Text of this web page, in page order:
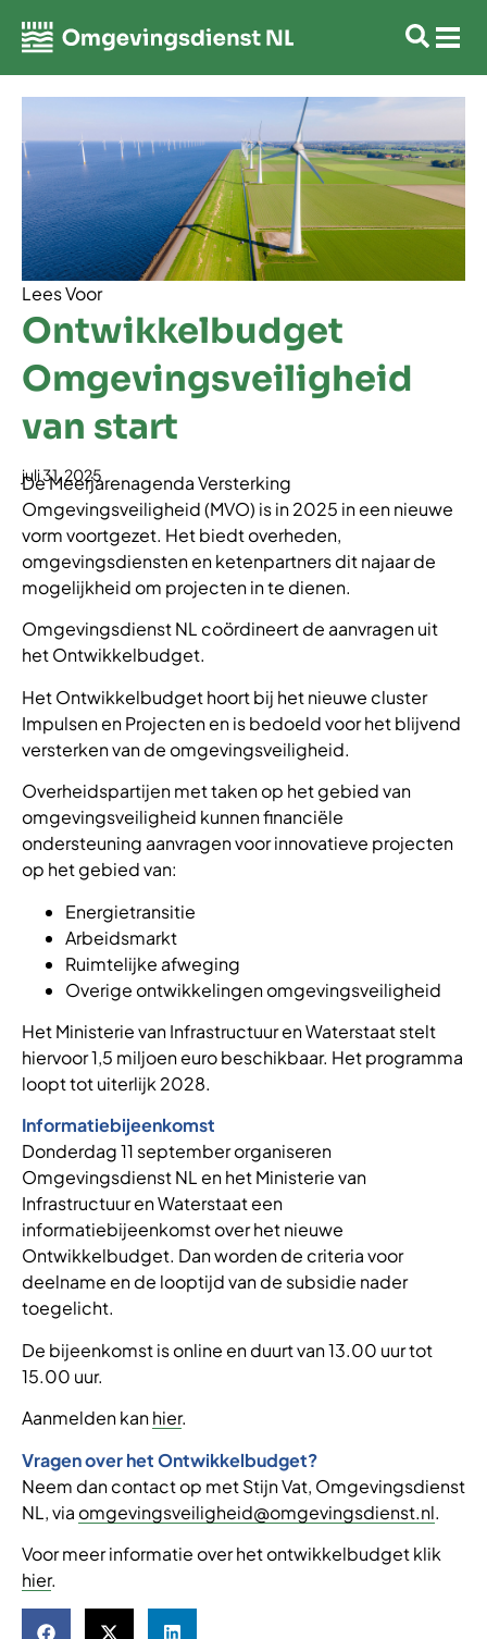
Lees Voor
Ontwikkelbudget
Omgevingsveiligheid
van start
juli 31, 2025
De Meerjarenagenda Versterking
Omgevingsveiligheid (MVO) is in 2025 in een nieuwe
vorm voortgezet. Het biedt overheden,
omgevingsdiensten en ketenpartners dit najaar de
mogelijkheid om projecten in te dienen.
Omgevingsdienst NL coördineert de aanvragen uit
het Ontwikkelbudget.
Het Ontwikkelbudget hoort bij het nieuwe cluster
Impulsen en Projecten en is bedoeld voor het blijvend
versterken van de omgevingsveiligheid.
Overheidspartijen met taken op het gebied van
omgevingsveiligheid kunnen financiële
ondersteuning aanvragen voor innovatieve projecten
op het gebied van:
Energietransitie
Arbeidsmarkt
Ruimtelijke afweging
Overige ontwikkelingen omgevingsveiligheid
Het Ministerie van Infrastructuur en Waterstaat stelt
hiervoor 1,5 miljoen euro beschikbaar. Het programma
loopt tot uiterlijk 2028.
Informatiebijeenkomst
Donderdag 11 september organiseren
Omgevingsdienst NL en het Ministerie van
Infrastructuur en Waterstaat een
informatiebijeenkomst over het nieuwe
Ontwikkelbudget. Dan worden de criteria voor
deelname en de looptijd van de subsidie nader
toegelicht.
De bijeenkomst is online en duurt van 13.00 uur tot
15.00 uur.
Aanmelden kanhier.
Vragen over het Ontwikkelbudget?
Neem dan contact op met Stijn Vat, Omgevingsdienst
NL, via omgevingsveiligheid@omgevingsdienst.nl.
Voor meer informatie over het ontwikkelbudget klik
hier.